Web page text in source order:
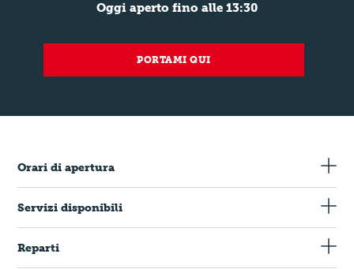
Oggi aperto fino alle 13:30
PORTAMI QUI
Orari di apertura
Servizi disponibili
Sconto 10% Over 65
Reparti